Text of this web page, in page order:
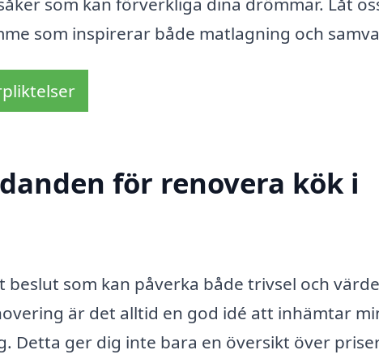
som inspirerar både matlagning och
för renovera kök i
som kan påverka både trivsel och
är det alltid en god idé att inhämtar
Detta ger dig inte bara en översikt över